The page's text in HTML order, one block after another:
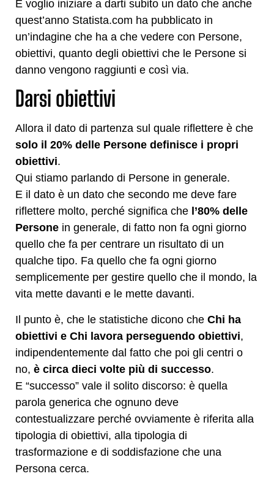
E voglio iniziare a darti subito un dato che anche
quest’anno Statista.com ha pubblicato in
un’indagine che ha a che vedere con Persone,
obiettivi, quanto degli obiettivi che le Persone si
danno vengono raggiunti e così via.
Darsi obiettivi
Allora il dato di partenza sul quale riflettere è che
solo il 20% delle Persone definisce i propri
obiettivi.
Qui stiamo parlando di Persone in generale.
E il dato è un dato che secondo me deve fare
riflettere molto, perché significa che l’80% delle
Persone in generale, di fatto non fa ogni giorno
quello che fa per centrare un risultato di un
qualche tipo. Fa quello che fa ogni giorno
semplicemente per gestire quello che il mondo, la
vita mette davanti e le mette davanti.
Il punto è, che le statistiche dicono che Chi ha
obiettivi e Chi lavora perseguendo obiettivi,
indipendentemente dal fatto che poi gli centri o
no, è circa dieci volte più di successo.
E “successo” vale il solito discorso: è quella
parola generica che ognuno deve
contestualizzare perché ovviamente è riferita alla
tipologia di obiettivi, alla tipologia di
trasformazione e di soddisfazione che una
Persona cerca.